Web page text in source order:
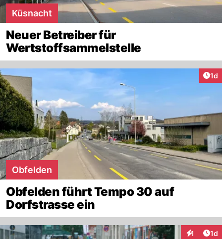
Küsnacht
Neuer Betreiber für
Wertstoffsammelstelle
1d
Obfelden
Obfelden führt Tempo 30 auf
Dorfstrasse ein
1 1d